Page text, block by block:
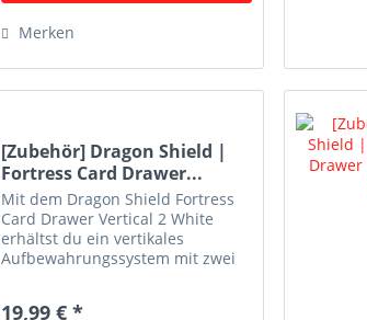
Merken
[Zubehör] Dragon Shield |
Fortress Card Drawer...
Mit dem Dragon Shield Fortress
Card Drawer Vertical 2 White
erhältst du ein vertikales
Aufbewahrungssystem mit zwei
19,99 € *